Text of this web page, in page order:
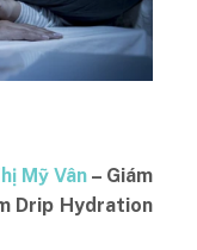
Mỹ Vân– Giám
Drip Hydration